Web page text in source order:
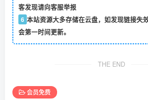
客发现请向客服举报
6 本站资源大多存储在云盘，如发现链接失
会第一时间更新。
THE END
会员免费